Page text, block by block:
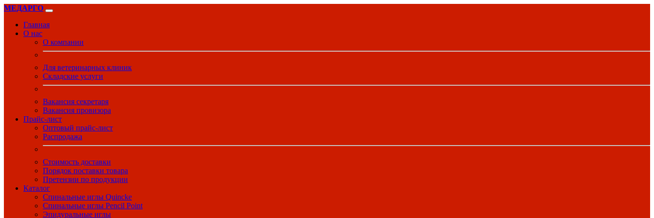
МЕДАРГО
Главная
О нас
О компании
Для ветеринарных клиник
Складские услуги
Вакансия секретаря
Вакансия провизора
Прайс-лист
Оптовый прайс-лист
Распродажа
Стоимость доставки
Порядок поставки товара
Претензии по продукции
Каталог
Спинальные иглы Quincke
Спинальные иглы Pencil Point
Эпидуральные иглы